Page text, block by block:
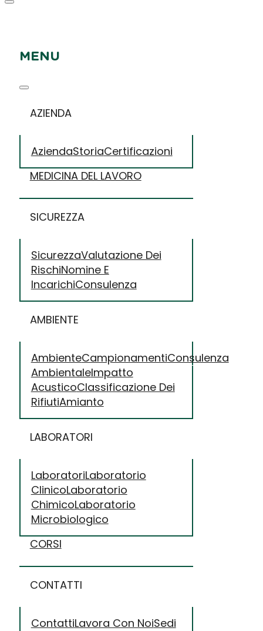
MENU
AZIENDA
AziendaStoriaCertificazioni
MEDICINA DEL LAVORO
SICUREZZA
SicurezzaValutazione Dei
RischiNomine E
IncarichiConsulenza
AMBIENTE
AmbienteCampionamentiConsulenza
AmbientaleImpatto
AcusticoClassificazione Dei
RifiutiAmianto
LABORATORI
LaboratoriLaboratorio
ClinicoLaboratorio
ChimicoLaboratorio
Microbiologico
CORSI
CONTATTI
ContattiLavora Con NoiSedi